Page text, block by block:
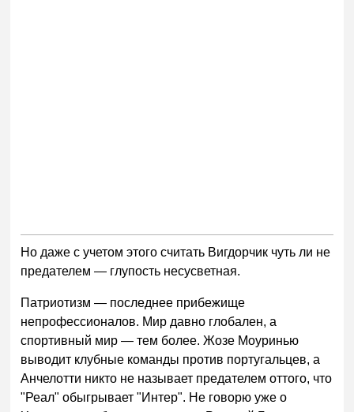
Но даже с учетом этого считать Вигдорчик чуть ли не
предателем — глупость несусветная.
Патриотизм — последнее прибежище
непрофессионалов. Мир давно глобален, а
спортивный мир — тем более. Жозе Моуринью
выводит клубные команды против португальцев, а
Анчелотти никто не называет предателем оттого, что
"Реал" обыгрывает "Интер". Не говорю уже о